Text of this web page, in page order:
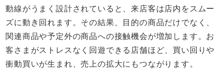
動線がうまく設計されていると、来店客は店内をスムー
ズに動き回れます。その結果、目的の商品だけでなく、
関連商品や予定外の商品への接触機会が増加します。お
客さまがストレスなく回遊できる店舗ほど、買い回りや
衝動買いが生まれ、売上の拡大にもつながります。